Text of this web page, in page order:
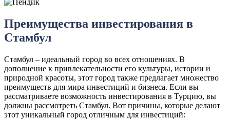
Преимущества инвестирования в
Стамбул
Стамбул – идеальный город во всех отношениях. В
дополнение к привлекательности его культуры, истории и
природной красоты, этот город также предлагает множество
преимуществ для мира инвестиций и бизнеса. Если вы
рассматриваете возможность инвестирования в Турцию, вы
должны рассмотреть Стамбул. Вот причины, которые делают
этот уникальный город отличным для инвестиций: